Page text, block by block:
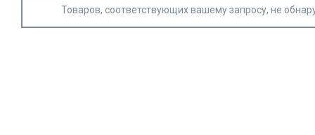
Товаров, соответствующих вашему запросу, не